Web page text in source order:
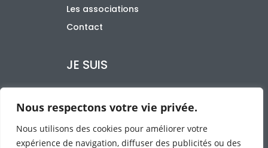
Nous respectons votre vie privée.
Nous utilisons des cookies pour améliorer votre
expérience de navigation, diffuser des publicités ou des
Les associations
Contact
JE SUIS
Une famille
Un organisme public